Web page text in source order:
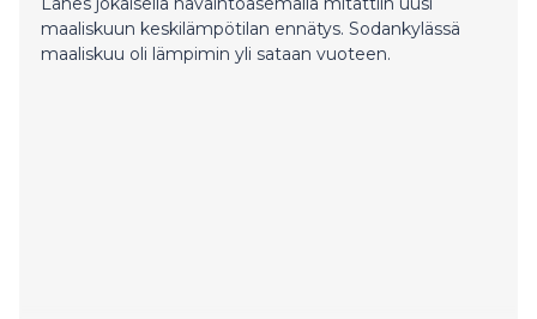
maaliskuun keskilämpötilan ennätys. Sodankylässä
maaliskuu oli lämpimin yli sataan vuoteen.